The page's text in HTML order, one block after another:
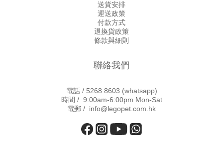
送貨安排
運送政策
付款方式
退換貨政策
條款與細則
聯絡我們
電話 / 5268 8603 (whatsapp)
時間 / 9:00am-6:00pm Mon-Sat
電郵 / info@legopet.com.hk